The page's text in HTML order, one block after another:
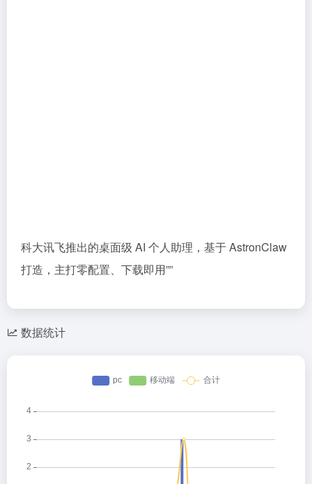
科大讯飞推出的桌面级 AI 个人助理，基于 AstronClaw
打造，主打零配置、下载即用””
数据统计